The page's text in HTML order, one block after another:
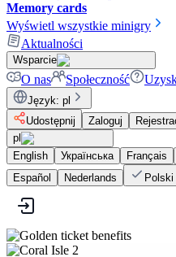
Memory cards
Wyświetl wszystkie minigry
Aktualności
Wsparcie
O nas Społeczność
Język: pl
Udostępnij
Zaloguj
pl
English
Українська Français
Español
Nederlands Polski